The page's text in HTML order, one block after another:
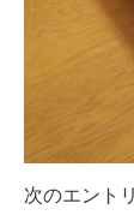
次のエント